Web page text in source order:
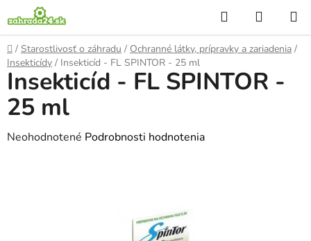
na
obsah
Hľadať
KOŠÍK
Domov
/ Starostlivosť o záhradu / Ochranné látky, prípravky a zariadenia /
Insekticídy / Insekticíd - FL SPINTOR - 25 ml
Insekticíd - FL SPINTOR -
25 ml
Priemerné
Neohodnotené Podrobnosti hodnotenia